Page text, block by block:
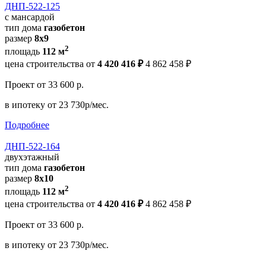
ДНП-522-125
с мансардой
тип дома газобетон
размер 8х9
площадь 112 м2
цена строительства от 4 420 416 ₽ 4 862 458 ₽
Проект от 33 600 р.
в ипотеку от 23 730р/мес.
Подробнее
ДНП-522-164
двухэтажный
тип дома газобетон
размер 8х10
площадь 112 м2
цена строительства от 4 420 416 ₽ 4 862 458 ₽
Проект от 33 600 р.
в ипотеку от 23 730р/мес.